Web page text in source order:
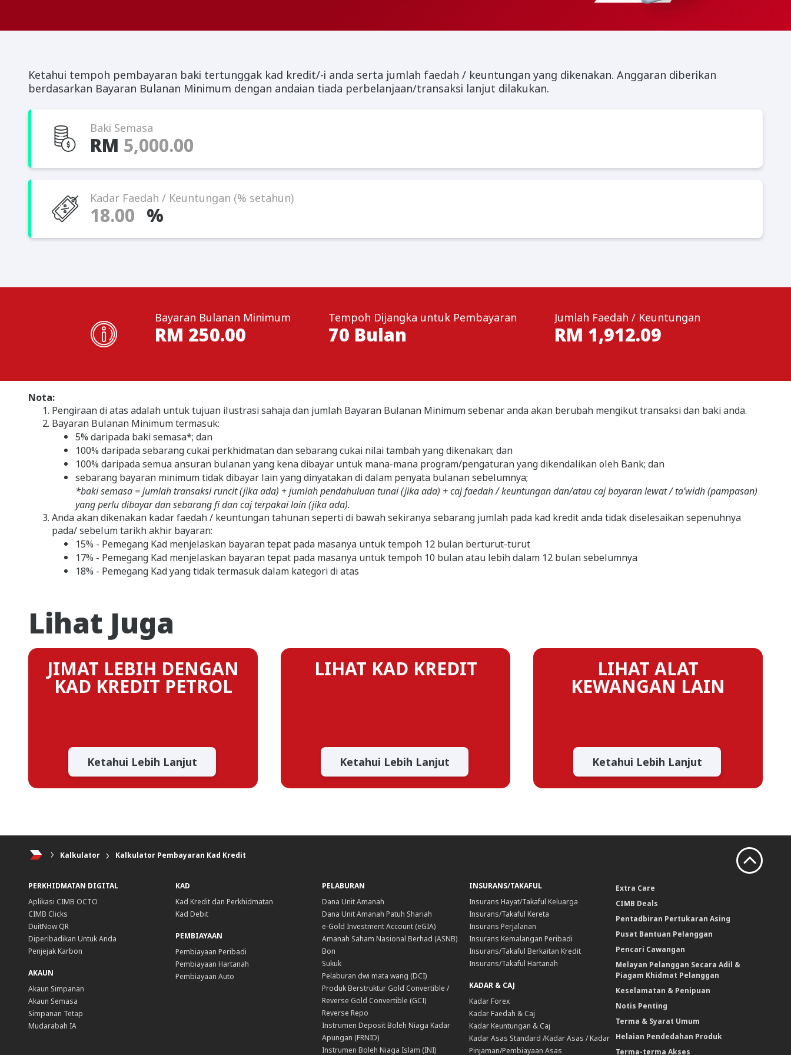
Ketahui tempoh pembayaran baki tertunggak kad kredit/-i anda serta jumlah faedah / keuntungan yang dikenakan. Anggaran diberikan
berdasarkan Bayaran Bulanan Minimum dengan andaian tiada perbelanjaan/transaksi lanjut dilakukan.
Baki Semasa
RM
Kadar Faedah / Keuntungan (% setahun)
%
Bayaran Bulanan Minimum
RM 250.00
Tempoh Dijangka untuk Pembayaran
70 Bulan
Jumlah Faedah / Keuntungan
RM 1,912.09
Nota:
Pengiraan di atas adalah untuk tujuan ilustrasi sahaja dan jumlah Bayaran Bulanan Minimum sebenar anda akan berubah mengikut transaksi dan baki anda.
Bayaran Bulanan Minimum termasuk:
5% daripada baki semasa*; dan
100% daripada sebarang cukai perkhidmatan dan sebarang cukai nilai tambah yang dikenakan; dan
100% daripada semua ansuran bulanan yang kena dibayar untuk mana-mana program/pengaturan yang dikendalikan oleh Bank; dan
sebarang bayaran minimum tidak dibayar lain yang dinyatakan di dalam penyata bulanan sebelumnya;
*baki semasa = jumlah transaksi runcit (jika ada) + jumlah pendahuluan tunai (jika ada) + caj faedah / keuntungan dan/atau caj bayaran lewat / ta’widh (pampasan)
yang perlu dibayar dan sebarang fi dan caj terpakai lain (jika ada).
Anda akan dikenakan kadar faedah / keuntungan tahunan seperti di bawah sekiranya sebarang jumlah pada kad kredit anda tidak diselesaikan sepenuhnya
pada/ sebelum tarikh akhir bayaran:
15% - Pemegang Kad menjelaskan bayaran tepat pada masanya untuk tempoh 12 bulan berturut‐turut
17% - Pemegang Kad menjelaskan bayaran tepat pada masanya untuk tempoh 10 bulan atau lebih dalam 12 bulan sebelumnya
18% - Pemegang Kad yang tidak termasuk dalam kategori di atas
Lihat Juga
JIMAT LEBIH DENGAN
KAD KREDIT PETROL
Ketahui Lebih Lanjut
LIHAT KAD KREDIT
Ketahui Lebih Lanjut
LIHAT ALAT
KEWANGAN LAIN
Ketahui Lebih Lanjut
Kalkulator Kalkulator Pembayaran Kad Kredit
PERKHIDMATAN DIGITAL
Aplikasi CIMB OCTO
CIMB Clicks
DuitNow QR
Diperibadikan Untuk Anda
Penjejak Karbon
AKAUN
Akaun Simpanan
Akaun Semasa
Simpanan Tetap
Mudarabah IA
KAD
Kad Kredit dan Perkhidmatan
Kad Debit
PEMBIAYAAN
Pembiayaan Peribadi
Pembiayaan Hartanah
Pembiayaan Auto
PELABURAN
Dana Unit Amanah
Dana Unit Amanah Patuh Shariah
e-Gold Investment Account (eGIA)
Amanah Saham Nasional Berhad (ASNB)
Bon
Sukuk
Pelaburan dwi mata wang (DCI)
Produk Berstruktur Gold Convertible /
Reverse Gold Convertible (GCI)
Reverse Repo
Instrumen Deposit Boleh Niaga Kadar
Apungan (FRNID)
Instrumen Boleh Niaga Islam (INI)
INSURANS/TAKAFUL
Insurans Hayat/Takaful Keluarga
Insurans/Takaful Kereta
Insurans Perjalanan
Insurans Kemalangan Peribadi
Insurans/Takaful Berkaitan Kredit
Insurans/Takaful Hartanah
KADAR & CAJ
Kadar Forex
Kadar Faedah & Caj
Kadar Keuntungan & Caj
Kadar Asas Standard /Kadar Asas / Kadar
Pinjaman/Pembiayaan Asas
Extra Care
CIMB Deals
Pentadbiran Pertukaran Asing
Pusat Bantuan Pelanggan
Pencari Cawangan
Melayan Pelanggan Secara Adil &
Piagam Khidmat Pelanggan
Keselamatan & Penipuan
Notis Penting
Terma & Syarat Umum
Helaian Pendedahan Produk
Terma-terma Akses